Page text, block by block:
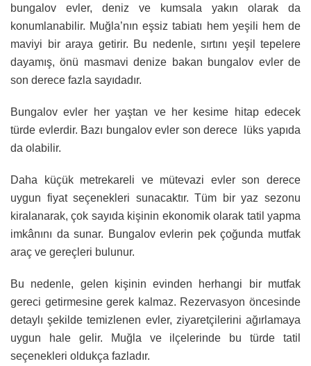
bungalov evler, deniz ve kumsala yakın olarak da
konumlanabilir. Muğla’nın eşsiz tabiatı hem yeşili hem de
maviyi bir araya getirir. Bu nedenle, sırtını yeşil tepelere
dayamış, önü masmavi denize bakan bungalov evler de
son derece fazla sayıdadır.
Bungalov evler her yaştan ve her kesime hitap edecek
türde evlerdir. Bazı bungalov evler son derece lüks yapıda
da olabilir.
Daha küçük metrekareli ve mütevazi evler son derece
uygun fiyat seçenekleri sunacaktır. Tüm bir yaz sezonu
kiralanarak, çok sayıda kişinin ekonomik olarak tatil yapma
imkânını da sunar. Bungalov evlerin pek çoğunda mutfak
araç ve gereçleri bulunur.
Bu nedenle, gelen kişinin evinden herhangi bir mutfak
gereci getirmesine gerek kalmaz. Rezervasyon öncesinde
detaylı şekilde temizlenen evler, ziyaretçilerini ağırlamaya
uygun hale gelir. Muğla ve ilçelerinde bu türde tatil
seçenekleri oldukça fazladır.